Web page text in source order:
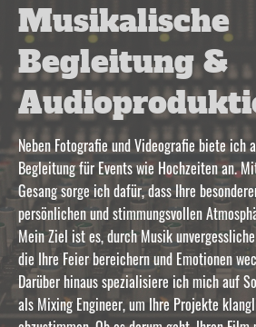
Musikalische
Begleitung &
Neben Fotografie und Videografie biete ich
Begleitung für Events wie Hochzeiten an.
Gesang sorge ich dafür, dass Ihre
persönlichen und stimmungsvollen
Mein Ziel ist es, durch Musik
die Ihre Feier bereichern und Emotionen
Darüber hinaus spezialisiere ich mich auf
als Mixing Engineer, um Ihre Projekte